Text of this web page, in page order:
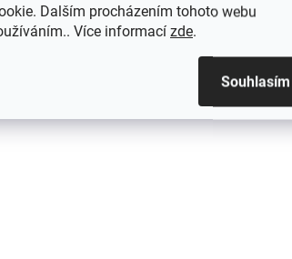
Dalším procházením tohoto webu
Více informací zde.
Souhlasím